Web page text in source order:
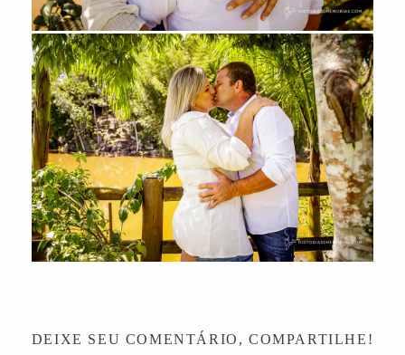
DEIXE SEU COMENTÁRIO, COMPARTILHE!